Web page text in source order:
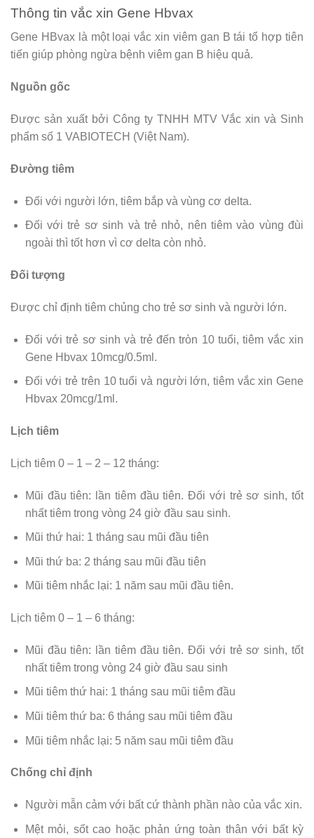
Thông tin vắc xin Gene Hbvax
Gene HBvax là một loại vắc xin viêm gan B tái tổ hợp tiên
tiến giúp phòng ngừa bệnh viêm gan B hiệu quả.
Nguồn gốc
Được sản xuất bởi Công ty TNHH MTV Vắc xin và Sinh
phẩm số 1 VABIOTECH (Việt Nam).
Đường tiêm
Đối với người lớn, tiêm bắp và vùng cơ delta.
Đối với trẻ sơ sinh và trẻ nhỏ, nên tiêm vào vùng đùi
ngoài thì tốt hơn vì cơ delta còn nhỏ.
Đối tượng
Được chỉ định tiêm chủng cho trẻ sơ sinh và người lớn.
Đối với trẻ sơ sinh và trẻ đến tròn 10 tuổi, tiêm vắc xin
Gene Hbvax 10mcg/0.5ml.
Đối với trẻ trên 10 tuổi và người lớn, tiêm vắc xin Gene
Hbvax 20mcg/1ml.
Lịch tiêm
Lịch tiêm 0 – 1 – 2 – 12 tháng:
Mũi đầu tiên: lần tiêm đầu tiên. Đối với trẻ sơ sinh, tốt
nhất tiêm trong vòng 24 giờ đầu sau sinh.
Mũi thứ hai: 1 tháng sau mũi đầu tiên
Mũi thứ ba: 2 tháng sau mũi đầu tiên
Mũi tiêm nhắc lại: 1 năm sau mũi đầu tiên.
Lịch tiêm 0 – 1 – 6 tháng:
Mũi đầu tiên: lần tiêm đầu tiên. Đối với trẻ sơ sinh, tốt
nhất tiêm trong vòng 24 giờ đầu sau sinh
Mũi tiêm thứ hai: 1 tháng sau mũi tiêm đầu
Mũi tiêm thứ ba: 6 tháng sau mũi tiêm đầu
Mũi tiêm nhắc lại: 5 năm sau mũi tiêm đầu
Chống chỉ định
Người mẫn cảm với bất cứ thành phần nào của vắc xin.
Mệt mỏi, sốt cao hoặc phản ứng toàn thân với bất kỳ